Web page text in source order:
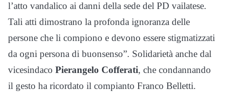
l’atto vandalico ai danni della sede del PD vailatese.
Tali atti dimostrano la profonda ignoranza delle
persone che li compiono e devono essere stigmatizzati
da ogni persona di buonsenso”. Solidarietà anche dal
vicesindaco Pierangelo Cofferati, che condannando
il gesto ha ricordato il compianto Franco Belletti.